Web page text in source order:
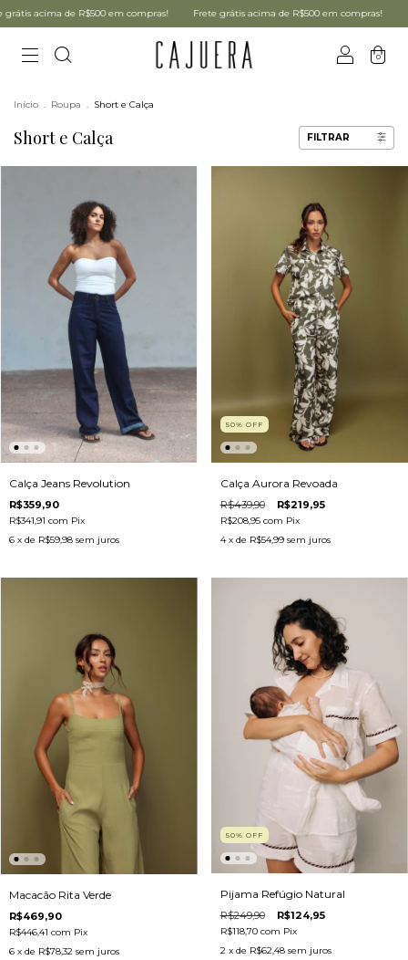
Frete grátis acima de R$500 em compras! Frete grátis acima de R$500
0
Início . Roupa . Short e Calça
Short e Calça FILTRAR
Calça Jeans Revolution
R$359,90
R$341,91 com Pix
6 x de R$59,98 sem juros
50% OFF
Calça Aurora Revoada
R$439,90 R$219,95
R$208,95 com Pix
4 x de R$54,99 sem juros
Macacão Rita Verde
R$469,90
R$446,41 com Pix
6 x de R$78,32 sem juros
50% OFF
Pijama Refúgio Natural
R$249,90 R$124,95
R$118,70 com Pix
2 x de R$62,48 sem juros